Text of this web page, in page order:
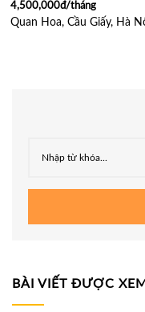
4,500,000đ/tháng
Quan Hoa, Cầu Giấy, Hà
BÀI VIẾT ĐƯỢC